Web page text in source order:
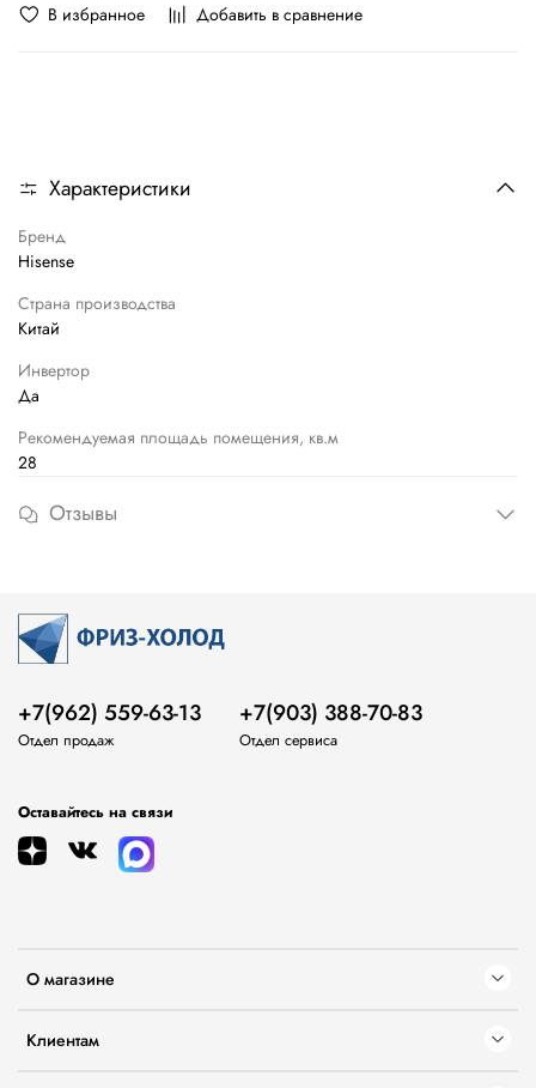
В избранное Добавить в сравнение
Характеристики
Бренд
Hisense
Страна производства
Китай
Инвертор
Да
Рекомендуемая площадь помещения, кв.м
28
Отзывы
О магазине
Клиентам
+7(962) 559-63-13
Отдел продаж
+7(903) 388-70-83
Отдел сервиса
Оставайтесь на связи